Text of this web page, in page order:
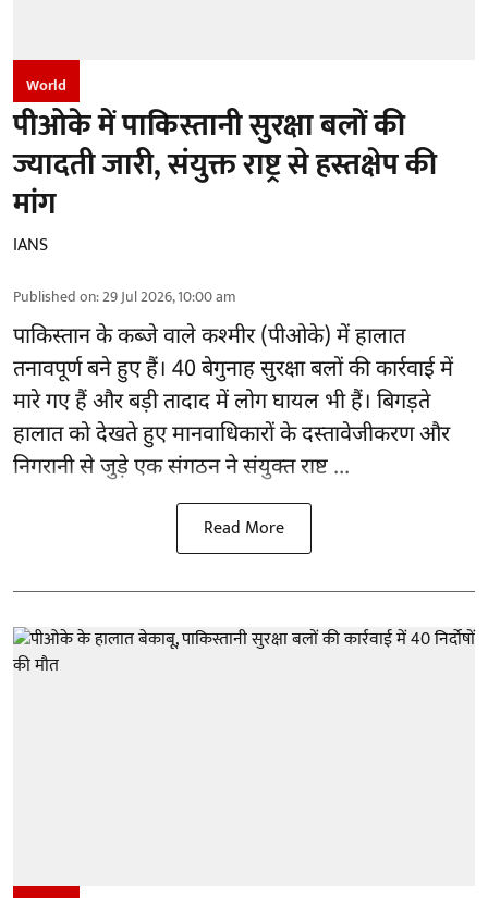
World
पीओके में पाकिस्तानी सुरक्षा बलों की
ज्यादती जारी, संयुक्त राष्ट्र से हस्तक्षेप की
मांग
IANS
Published on:29 Jul 2026, 10:00 am
पाकिस्तान के कब्जे वाले कश्मीर (पीओके) में हालात
तनावपूर्ण बने हुए हैं। 40 बेगुनाह सुरक्षा बलों की कार्रवाई में
मारे गए हैं और बड़ी तादाद में लोग घायल भी हैं। बिगड़ते
हालात को देखते हुए मानवाधिकारों के दस्तावेजीकरण और
निगरानी से जुड़े एक संगठन नेसंयुक्त राष्ट ...
Read More